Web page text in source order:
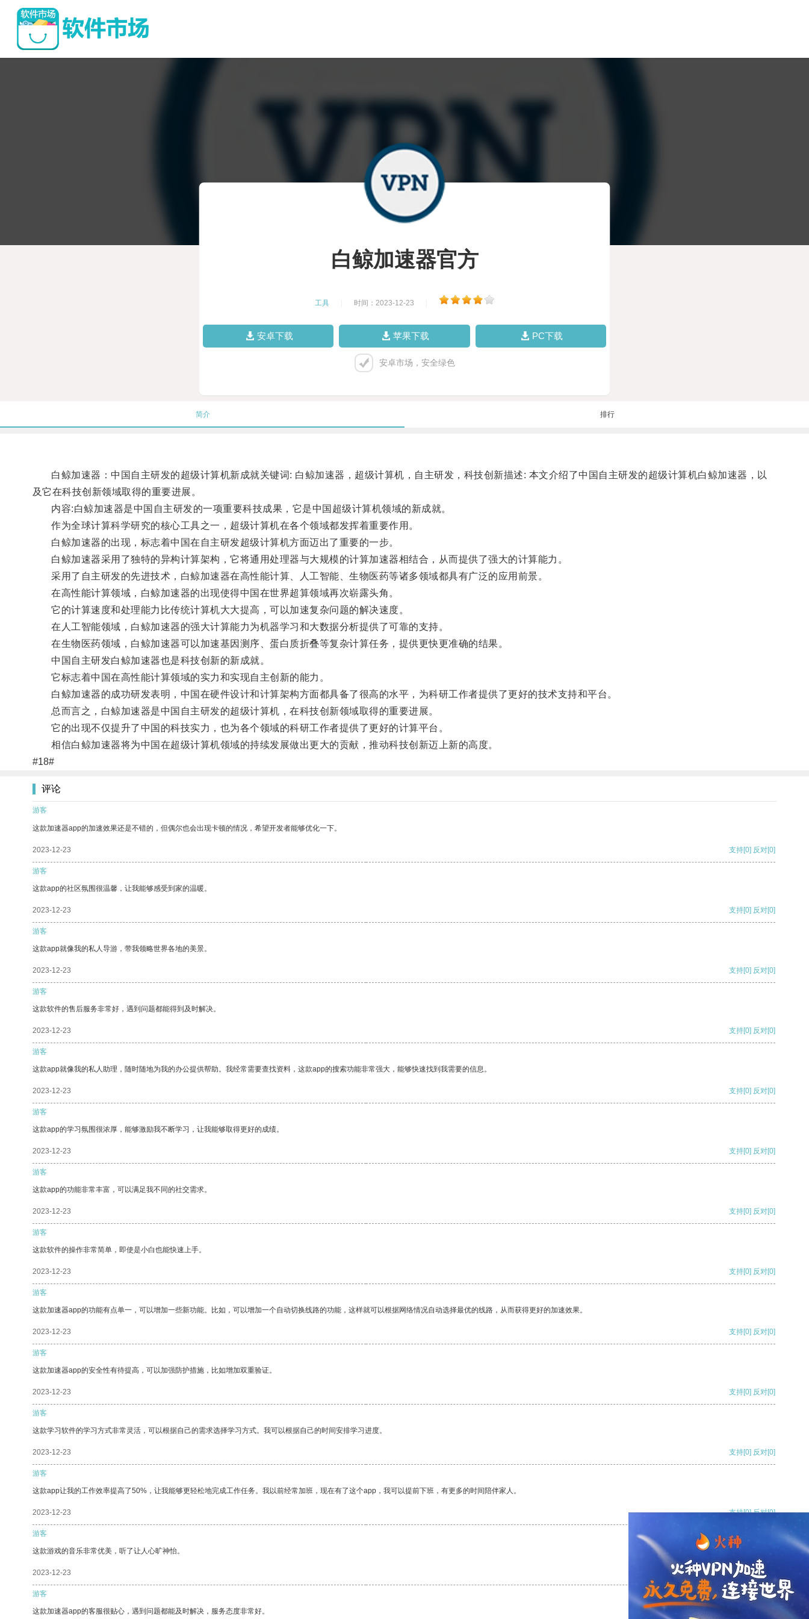
白鲸加速器官方
工具 时间：2023-12-23
安卓下载 苹果下载 PC下载
安卓市场，安全绿色
简介 排行
白鲸加速器：中国自主研发的超级计算机新成就关键词: 白鲸加速器，超级计算机，自主研发，科技创新描述: 本文介绍了中国自主研发的超级计算机白鲸加速器，以
及它在科技创新领域取得的重要进展。
内容:白鲸加速器是中国自主研发的一项重要科技成果，它是中国超级计算机领域的新成就。
作为全球计算科学研究的核心工具之一，超级计算机在各个领域都发挥着重要作用。
白鲸加速器的出现，标志着中国在自主研发超级计算机方面迈出了重要的一步。
白鲸加速器采用了独特的异构计算架构，它将通用处理器与大规模的计算加速器相结合，从而提供了强大的计算能力。
采用了自主研发的先进技术，白鲸加速器在高性能计算、人工智能、生物医药等诸多领域都具有广泛的应用前景。
在高性能计算领域，白鲸加速器的出现使得中国在世界超算领域再次崭露头角。
它的计算速度和处理能力比传统计算机大大提高，可以加速复杂问题的解决速度。
在人工智能领域，白鲸加速器的强大计算能力为机器学习和大数据分析提供了可靠的支持。
在生物医药领域，白鲸加速器可以加速基因测序、蛋白质折叠等复杂计算任务，提供更快更准确的结果。
中国自主研发白鲸加速器也是科技创新的新成就。
它标志着中国在高性能计算领域的实力和实现自主创新的能力。
白鲸加速器的成功研发表明，中国在硬件设计和计算架构方面都具备了很高的水平，为科研工作者提供了更好的技术支持和平台。
总而言之，白鲸加速器是中国自主研发的超级计算机，在科技创新领域取得的重要进展。
它的出现不仅提升了中国的科技实力，也为各个领域的科研工作者提供了更好的计算平台。
相信白鲸加速器将为中国在超级计算机领域的持续发展做出更大的贡献，推动科技创新迈上新的高度。
#18#
评论
游客
这款加速器app的加速效果还是不错的，但偶尔也会出现卡顿的情况，希望开发者能够优化一下。
2023-12-23 支持[0] 反对[0]
游客
这款app的社区氛围很温馨，让我能够感受到家的温暖。
2023-12-23 支持[0] 反对[0]
游客
这款app就像我的私人导游，带我领略世界各地的美景。
2023-12-23 支持[0] 反对[0]
游客
这款软件的售后服务非常好，遇到问题都能得到及时解决。
2023-12-23 支持[0] 反对[0]
游客
这款app就像我的私人助理，随时随地为我的办公提供帮助。我经常需要查找资料，这款app的搜索功能非常强大，能够快速找到我需要的信息。
2023-12-23 支持[0] 反对[0]
游客
这款app的学习氛围很浓厚，能够激励我不断学习，让我能够取得更好的成绩。
2023-12-23 支持[0] 反对[0]
游客
这款app的功能非常丰富，可以满足我不同的社交需求。
2023-12-23 支持[0] 反对[0]
游客
这款软件的操作非常简单，即使是小白也能快速上手。
2023-12-23 支持[0] 反对[0]
游客
这款加速器app的功能有点单一，可以增加一些新功能。比如，可以增加一个自动切换线路的功能，这样就可以根据网络情况自动选择最优的线路，从而获得更好的加速效果。
2023-12-23 支持[0] 反对[0]
游客
这款加速器app的安全性有待提高，可以加强防护措施，比如增加双重验证。
2023-12-23 支持[0] 反对[0]
游客
这款学习软件的学习方式非常灵活，可以根据自己的需求选择学习方式。我可以根据自己的时间安排学习进度。
2023-12-23 支持[0] 反对[0]
游客
这款app让我的工作效率提高了50%，让我能够更轻松地完成工作任务。我以前经常加班，现在有了这个app，我可以提前下班，有更多的时间陪伴家人。
2023-12-23 支持[0] 反对[0]
游客
这款游戏的音乐非常优美，听了让人心旷神怡。
2023-12-23 支持[0] 反对
游客
这款加速器app的客服很贴心，遇到问题都能及时解决，服务态度非常好。